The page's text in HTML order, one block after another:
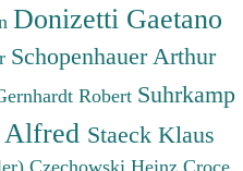
Donizetti Gaetano
Schopenhauer Arthur
Robert Suhrkamp
Staeck Klaus
Czechowski Heinz Croce